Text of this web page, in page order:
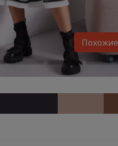
Похожие